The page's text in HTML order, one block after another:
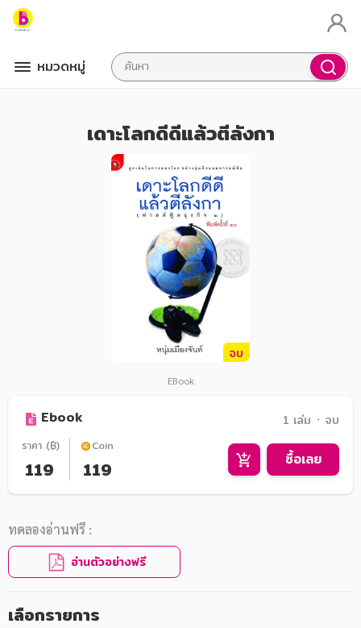
หมวดหมู่
เดาะโลกดีดีแล้วตีลังกา
จบ
EBook
Ebook 1 เล่ม ᛫ จบ
ราคา (฿)
119
Coin
119 ซื้อเลย
ทดลองอ่านฟรี :
อ่านตัวอย่างฟรี
เลือกรายการ